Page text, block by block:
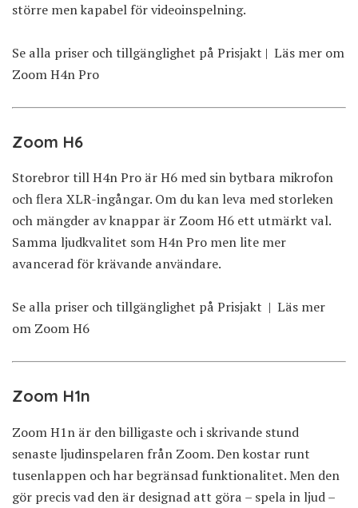
större men kapabel för videoinspelning.
Se alla priser och tillgänglighet på Prisjakt | Läs mer om
Zoom H4n Pro
Zoom H6
Storebror till H4n Pro är H6 med sin bytbara mikrofon
och flera XLR-ingångar. Om du kan leva med storleken
och mängder av knappar är Zoom H6 ett utmärkt val.
Samma ljudkvalitet som H4n Pro men lite mer
avancerad för krävande användare.
Se alla priser och tillgänglighet på Prisjakt | Läs mer
om Zoom H6
Zoom H1n
Zoom H1n är den billigaste och i skrivande stund
senaste ljudinspelaren från Zoom. Den kostar runt
tusenlappen och har begränsad funktionalitet. Men den
gör precis vad den är designad att göra – spela in ljud –